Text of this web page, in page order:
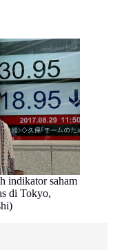
indikator saham
di Tokyo,